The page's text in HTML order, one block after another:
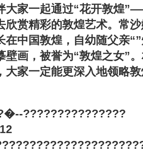
大家一起通过“花开敦煌
欣赏精彩的敦煌艺术。常
在中国敦煌，自幼随父亲
壁画，被誉为“敦煌之女”
大家一定能更深入地领略
???????????????